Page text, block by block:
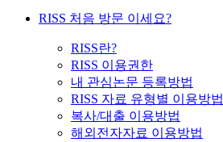
RISS 처음 방문 이세요?
RISS란?
RISS 이용권한
내 관심논문 등록방법
RISS 자료 유형별 이용방법
복사/대출 이용방법
해외전자자료 이용방법